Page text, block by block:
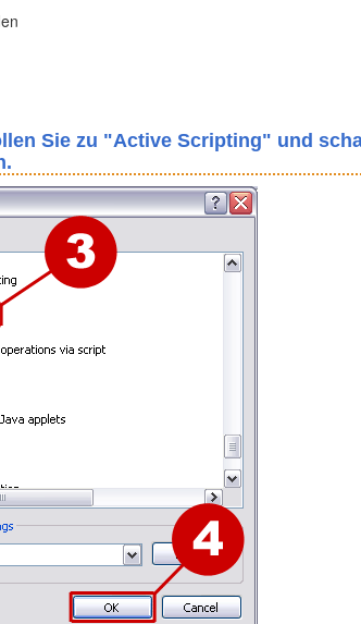
Sie zu "Active Scripting" und